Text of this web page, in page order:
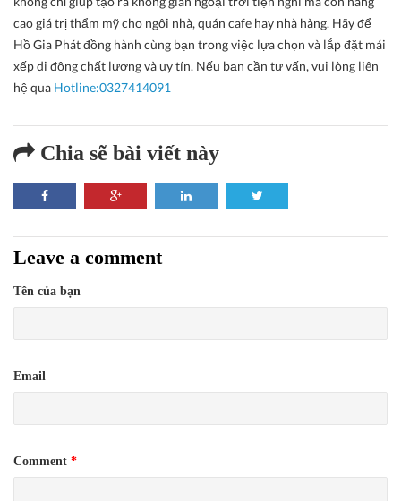
cao giá trị thẩm mỹ cho ngôi nhà, quán cafe hay nhà hàng. Hãy để
Hồ Gia Phát đồng hành cùng bạn trong việc lựa chọn và lắp đặt mái
xếp di động chất lượng và uy tín. Nếu bạn cần tư vấn, vui lòng liên
hệ qua Hotline:0327414091
Chia sẽ bài viết này
Leave a comment
Tên của bạn
Email
Comment *